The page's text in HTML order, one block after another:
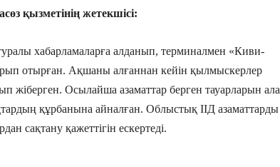
қызметінің жетекшісі:
хабарламаларға алданып, терминалмен «Киви-
отырған. Ақшаны алғаннан кейін қылмыскерлер
жіберген. Осылайша азаматтар берген тауарларын ала
құрбанына айналған. Облыстық ІІД азаматтарды
сақтану қажеттігін ескертеді.